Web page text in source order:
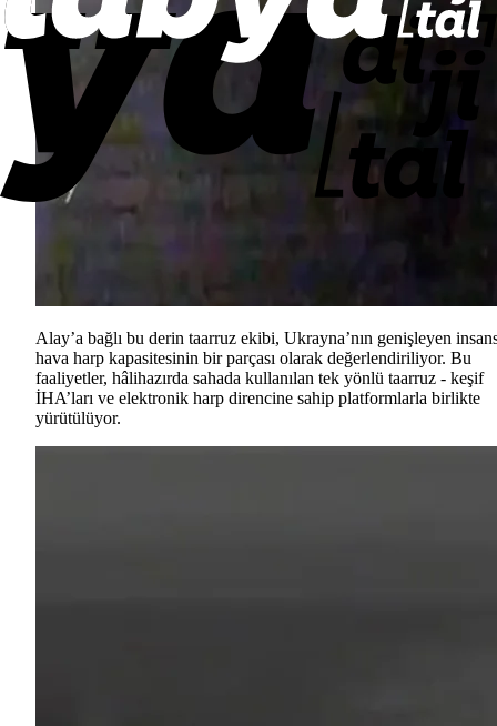
Alay’a bağlı bu derin taarruz ekibi, Ukrayna’nın genişleyen
hava harp kapasitesinin bir parçası olarak değerlendiriliyor. Bu
faaliyetler, hâlihazırda sahada kullanılan tek yönlü taarruz - keşif
İHA’ları ve elektronik harp direncine sahip platformlarla birlikte
yürütülüyor.